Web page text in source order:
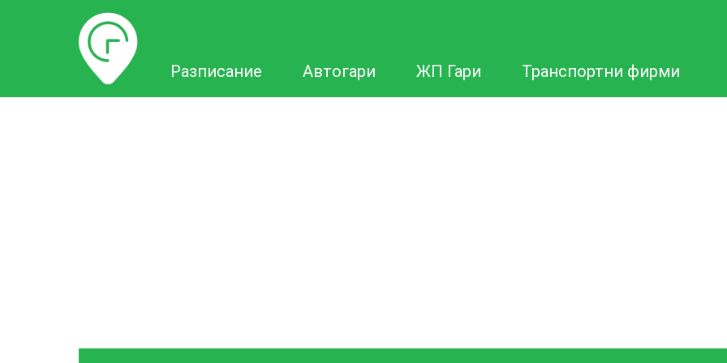
Разписание
Разписание Автогари ЖП Гари Транспортни фирми